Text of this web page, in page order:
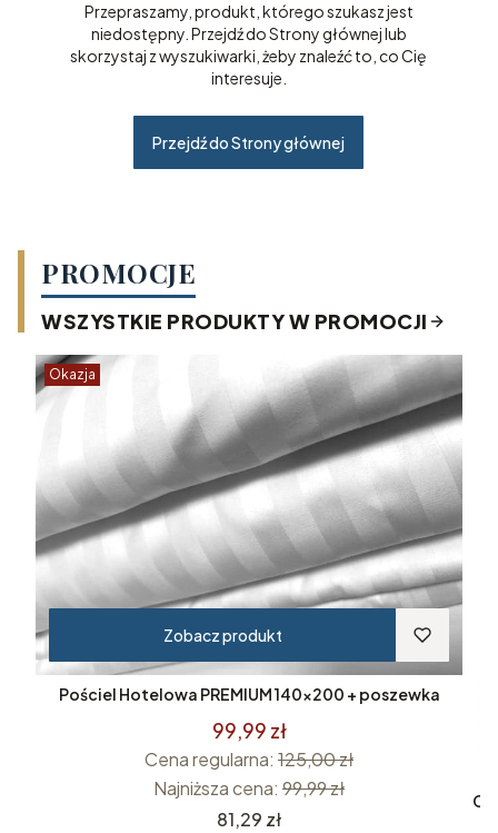
Przepraszamy, produkt, którego szukasz jest
niedostępny. Przejdź do Strony głównej lub
skorzystaj z wyszukiwarki, żeby znaleźć to, co Cię
interesuje.
Przejdź do Strony głównej
PROMOCJE
WSZYSTKIE PRODUKTY W PROMOCJI
Okazja
Zobacz produkt
Pościel Hotelowa PREMIUM 140x200 + poszewka
99,99 zł
Cena regularna: 125,00 zł
Najniższa cena: 99,99 zł
Cena
81,29 zł